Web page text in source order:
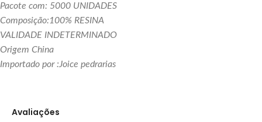
Pacote com: 5000 UNIDADES
Composição:100% RESINA
VALIDADE INDETERMINADO
Origem China
Importado por :Joice pedrarias
Avaliações